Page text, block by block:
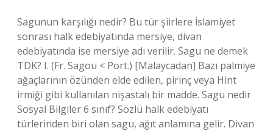
Sagunun karşılığı nedir? Bu tür şiirlere İslamiyet
sonrası halk edebiyatında mersiye, divan
edebiyatında ise mersiye adı verilir. Sagu ne demek
TDK? I. (Fr. Sagou < Port.) [Malaycadan] Bazı palmiye
ağaçlarının özünden elde edilen, pirinç veya Hint
irmiği gibi kullanılan nişastalı bir madde. Sagu nedir
Sosyal Bilgiler 6 sınıf? Sözlü halk edebiyatı
türlerinden biri olan sagu, ağıt anlamına gelir. Divan